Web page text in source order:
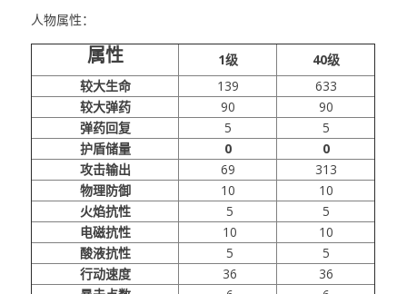
人物属性：
属性 1级
40级
较大生命
139
633
较大弹药
90
90
弹药回复
5
5
护盾储量
0
0
攻击输出
69
313
物理防御
10
10
火焰抗性
5
5
电磁抗性
10
10
酸液抗性
5
5
行动速度
36
36